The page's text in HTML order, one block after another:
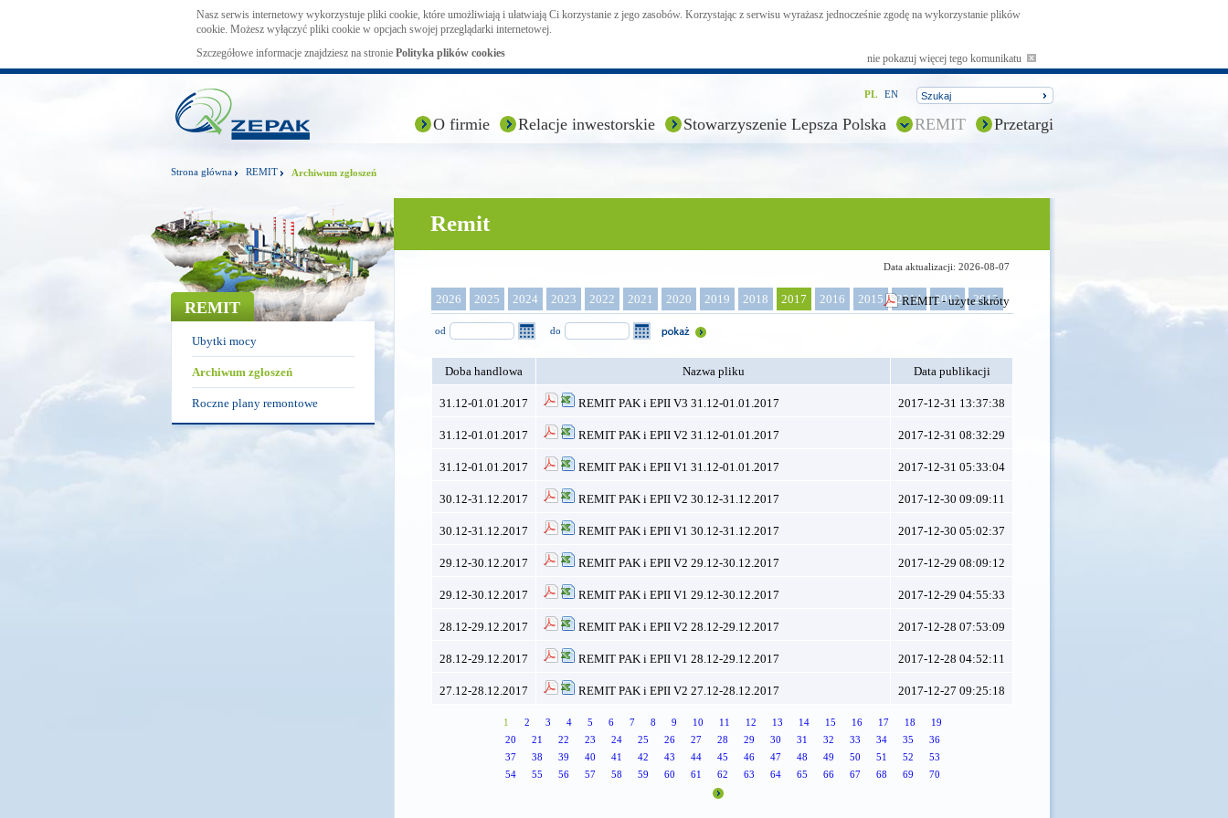
Nasz serwis internetowy wykorzystuje pliki cookie, które umożliwiają i ułatwiają Ci korzystanie z jego zasobów. Korzystając z serwisu wyrażasz jednocześnie zgodę na wykorzystanie plików
cookie. Możesz wyłączyć pliki cookie w opcjach swojej przeglądarki internetowej.
Szczegółowe informacje znajdziesz na stronie Polityka plików cookies nie pokazuj więcej tego komunikatu
PL EN
O firmie Relacje inwestorskie Stowarzyszenie Lepsza Polska REMIT Przetargi
Strona główna REMIT Archiwum zgłoszeń
REMIT
Ubytki mocy
Archiwum zgłoszeń
Roczne plany remontowe
Data aktualizacji: 2026-08-07
Remit
2026 2025 2024 2023 2022 2021 2020 2019 2018 2017 2016 2015 2014 2013 2012
od do
REMIT - użyte skróty
Doba handlowa Nazwa pliku Data publikacji
31.12-01.01.2017 REMIT PAK i EPII V3 31.12-01.01.2017 2017-12-31 13:37:38
31.12-01.01.2017 REMIT PAK i EPII V2 31.12-01.01.2017 2017-12-31 08:32:29
31.12-01.01.2017 REMIT PAK i EPII V1 31.12-01.01.2017 2017-12-31 05:33:04
30.12-31.12.2017 REMIT PAK i EPII V2 30.12-31.12.2017 2017-12-30 09:09:11
30.12-31.12.2017 REMIT PAK i EPII V1 30.12-31.12.2017 2017-12-30 05:02:37
29.12-30.12.2017 REMIT PAK i EPII V2 29.12-30.12.2017 2017-12-29 08:09:12
29.12-30.12.2017 REMIT PAK i EPII V1 29.12-30.12.2017 2017-12-29 04:55:33
28.12-29.12.2017 REMIT PAK i EPII V2 28.12-29.12.2017 2017-12-28 07:53:09
28.12-29.12.2017 REMIT PAK i EPII V1 28.12-29.12.2017 2017-12-28 04:52:11
27.12-28.12.2017 REMIT PAK i EPII V2 27.12-28.12.2017 2017-12-27 09:25:18
1 2 3 4 5 6 7 8 9 10 11 12 13 14 15 16 17 18
19
20
21 22 23 24 25 26 27 28 29 30 31 32 33 34 35
36
37
38 39 40 41 42 43 44 45 46 47 48 49 50 51 52
53
54
55 56 57 58 59 60 61 62 63 64 65 66 67 68 69 70